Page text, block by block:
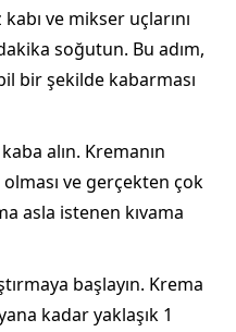
ve mikser uçlarını
soğutun. Bu adım,
bir şekilde kabarması
alın. Kremanın
olması ve gerçekten çok
asla istenen kıvama
başlayın. Krema
kadar yaklaşık 1